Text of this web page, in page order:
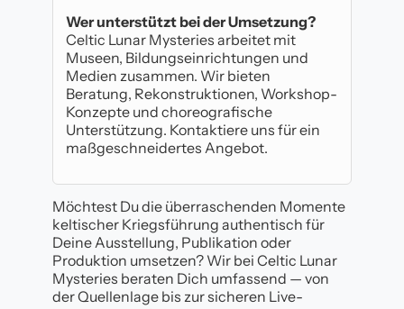
Wer unterstützt bei der Umsetzung?
Celtic Lunar Mysteries arbeitet mit
Museen, Bildungseinrichtungen und
Medien zusammen. Wir bieten
Beratung, Rekonstruktionen, Workshop-
Konzepte und choreografische
Unterstützung. Kontaktiere uns für ein
maßgeschneidertes Angebot.
Möchtest Du die überraschenden Momente
keltischer Kriegsführung authentisch für
Deine Ausstellung, Publikation oder
Produktion umsetzen? Wir bei Celtic Lunar
Mysteries beraten Dich umfassend — von
der Quellenlage bis zur sicheren Live-